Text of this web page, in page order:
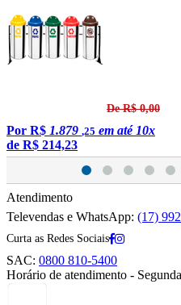
De R$ 0,00
Por R$ 1.879 ,25 em até 10x
de R$ 214,23
Atendimento
Televendas e WhatsApp: (17)
Curta as Redes Sociais
SAC: 0800 810-5400
Horário de atendimento -